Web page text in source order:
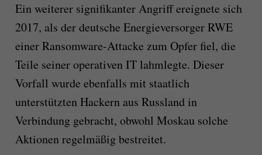
Ein weiterer signifikanter Angriff ereignete sich
2017, als der deutsche Energieversorger RWE
einer Ransomware-Attacke zum Opfer fiel, die
Teile seiner operativen IT lahmlegte. Dieser
Vorfall wurde ebenfalls mit staatlich
unterstützten Hackern aus Russland in
Verbindung gebracht, obwohl Moskau solche
Aktionen regelmäßig bestreitet.